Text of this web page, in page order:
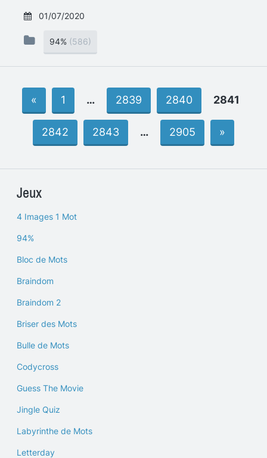
01/07/2020
94% (586)
« 1 … 2839 2840 2841
2842 2843 … 2905 »
Jeux
4 Images 1 Mot
94%
Bloc de Mots
Braindom
Braindom 2
Briser des Mots
Bulle de Mots
Codycross
Guess The Movie
Jingle Quiz
Labyrinthe de Mots
Letterday